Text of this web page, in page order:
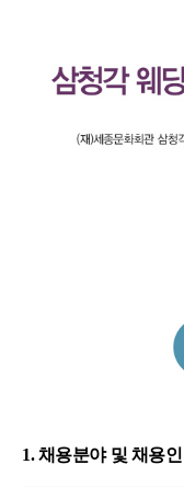
1. 채용분야 및 채용인